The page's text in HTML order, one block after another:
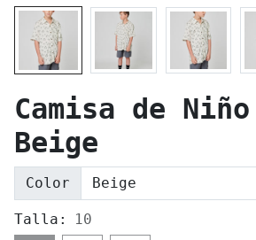
Camisa de
Beige
Color
Talla:
10